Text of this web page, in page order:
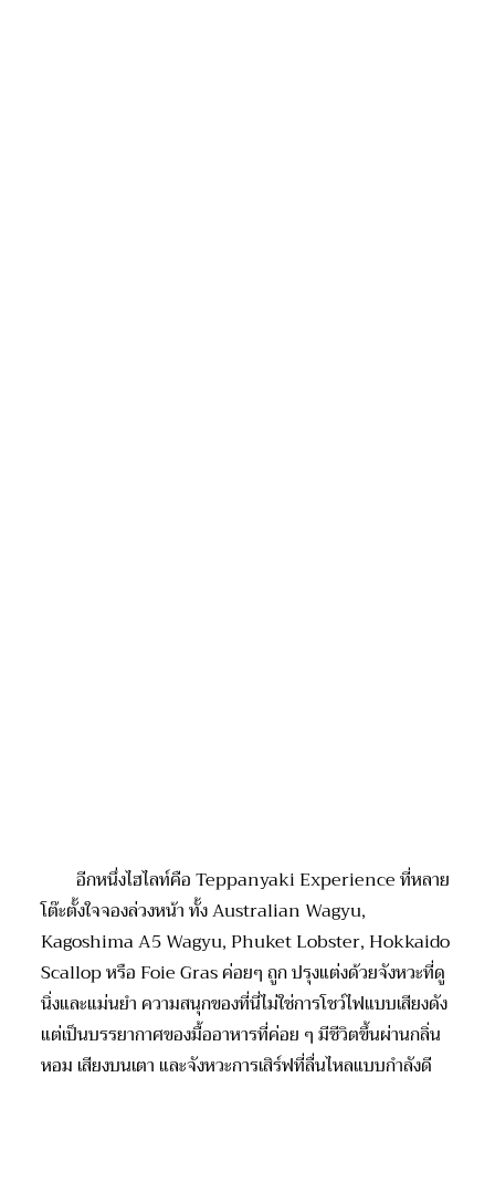
อีกหนึ่งไฮไลท์คือTeppanyaki Experienceที่หลาย
โต๊ะตั้งใจจองล่วงหน้า ทั้งAustralian Wagyu,
Kagoshima A5 Wagyu, Phuket Lobster, Hokkaido
Scallopหรือ Foie Gras ค่อยๆ ถูก ปรุงแต่งด้วยจังหวะที่ดู
นิ่งและแม่นยำ ความสนุกของที่นี่ไม่ใช่การโชว์ไฟแบบเสียงดัง
แต่เป็นบรรยากาศของมื้ออาหารที่ค่อย ๆ มีชีวิตขึ้นผ่านกลิ่น
หอม เสียงบนเตา และจังหวะการเสิร์ฟที่ลื่นไหลแบบกำลังดี